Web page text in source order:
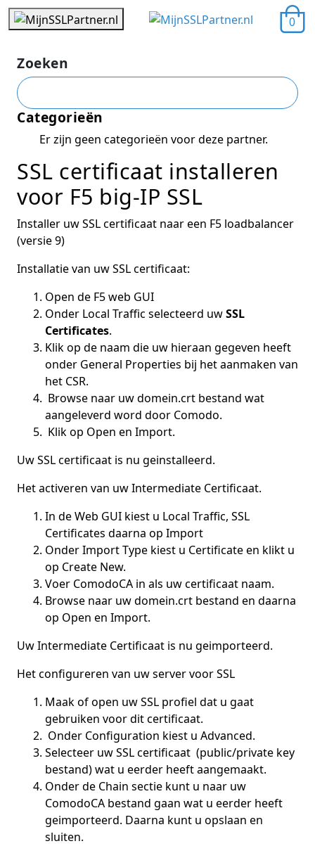
0
Zoeken
Categorieën
Er zijn geen categorieën voor deze partner.
SSL certificaat installeren
voor F5 big-IP SSL
Installer uw SSL certificaat naar een F5 loadbalancer
(versie 9)
Installatie van uw SSL certificaat:
Open de F5 web GUI
Onder Local Traffic selecteerd uwSSL
Certificates.
Klik op de naam die uw hieraan gegeven heeft
onder General Properties bij het aanmaken van
het CSR.
Browse naar uw domein.crt bestand wat
aangeleverd word door Comodo.
Klik op Open en Import.
Uw SSL certificaat is nu geinstalleerd.
Het activeren van uw Intermediate Certificaat.
In de Web GUI kiest u Local Traffic, SSL
Certificates daarna op Import
Onder Import Type kiest u Certificate en klikt u
op Create New.
Voer ComodoCA in als uw certificaat naam.
Browse naar uw domein.crt bestand en daarna
op Open en Import.
Uw Intermediate Certificaat is nu geimporteerd.
Het configureren van uw server voor SSL
Maak of open uw SSL profiel dat u gaat
gebruiken voor dit certificaat.
Onder Configuration kiest u Advanced.
Selecteer uw SSL certificaat (public/private key
bestand) wat u eerder heeft aangemaakt.
Onder de Chain sectie kunt u naar uw
ComodoCA bestand gaan wat u eerder heeft
geimporteerd. Daarna kunt u opslaan en
sluiten.